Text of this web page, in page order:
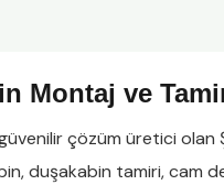
Montaj ve
çözüm üretici olan
,duşakabin tamiri,cam